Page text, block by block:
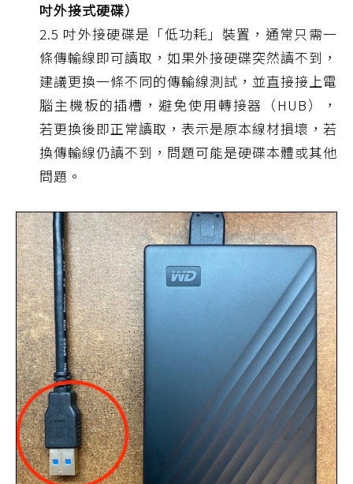
吋外接式硬碟）
2.5 吋外接硬碟是「低功耗」裝置，通常只需一
條傳輸線即可讀取，如果外接硬碟突然讀不到，
建議更換一條不同的傳輸線測試，並直接接上電
腦主機板的插槽，避免使用轉接器（HUB），
若更換後即正常讀取，表示是原本線材損壞，若
換傳輸線仍讀不到，問題可能是硬碟本體或其他
問題。